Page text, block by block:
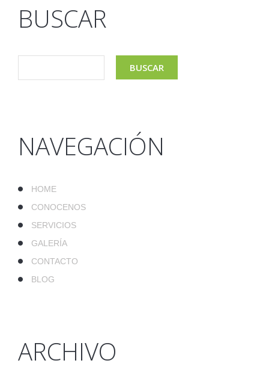
BUSCAR
NAVEGACIÓN
HOME
CONOCENOS
SERVICIOS
GALERÍA
CONTACTO
BLOG
ARCHIVO